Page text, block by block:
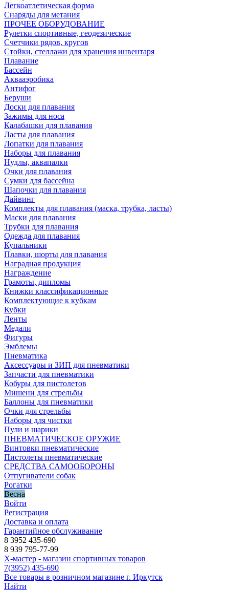
Легкоатлетическая форма
Снаряды для метания
ПРОЧЕЕ ОБОРУДОВАНИЕ
Рулетки спортивные, геодезические
Счетчики рядов, кругов
Стойки, стеллажи для хранения инвентаря
Плавание
Бассейн
Аквааэробика
Антифог
Беруши
Доски для плавания
Зажимы для носа
Калабашки для плавания
Ласты для плавания
Лопатки для плавания
Наборы для плавания
Нудлы, аквапалки
Очки для плавания
Сумки для бассейна
Шапочки для плавания
Дайвинг
Комплекты для плавания (маска, трубка, ласты)
Маски для плавания
Трубки для плавания
Одежда для плавания
Купальники
Плавки, шорты для плавания
Наградная продукция
Награждение
Грамоты, дипломы
Книжки классификационные
Комплектующие к кубкам
Кубки
Ленты
Медали
Фигуры
Эмблемы
Пневматика
Аксессуары и ЗИП для пневматики
Запчасти для пневматики
Кобуры для пистолетов
Мишени для стрельбы
Баллоны для пневматики
Очки для стрельбы
Наборы для чистки
Пули и шарики
ПНЕВМАТИЧЕСКОЕ ОРУЖИЕ
Винтовки пневматические
Пистолеты пневматические
СРЕДСТВА САМООБОРОНЫ
Отпугиватели собак
Рогатки
Весна
Войти
Регистрация
Доставка и оплата
Гарантийное обслуживание
8 3952 435-690
8 939 795-77-99
Х-мастер - магазин спортивных товаров
7(3952) 435-690
Все товары в розничном магазине г. Иркутск
Найти